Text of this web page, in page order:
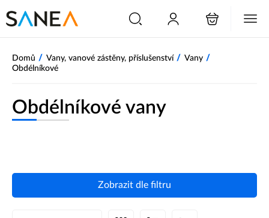
Domů / Vany, vanové zástěny, příslušenství / Vany /
Obdélníkové
Obdélníkové vany
Zobrazit dle filtru